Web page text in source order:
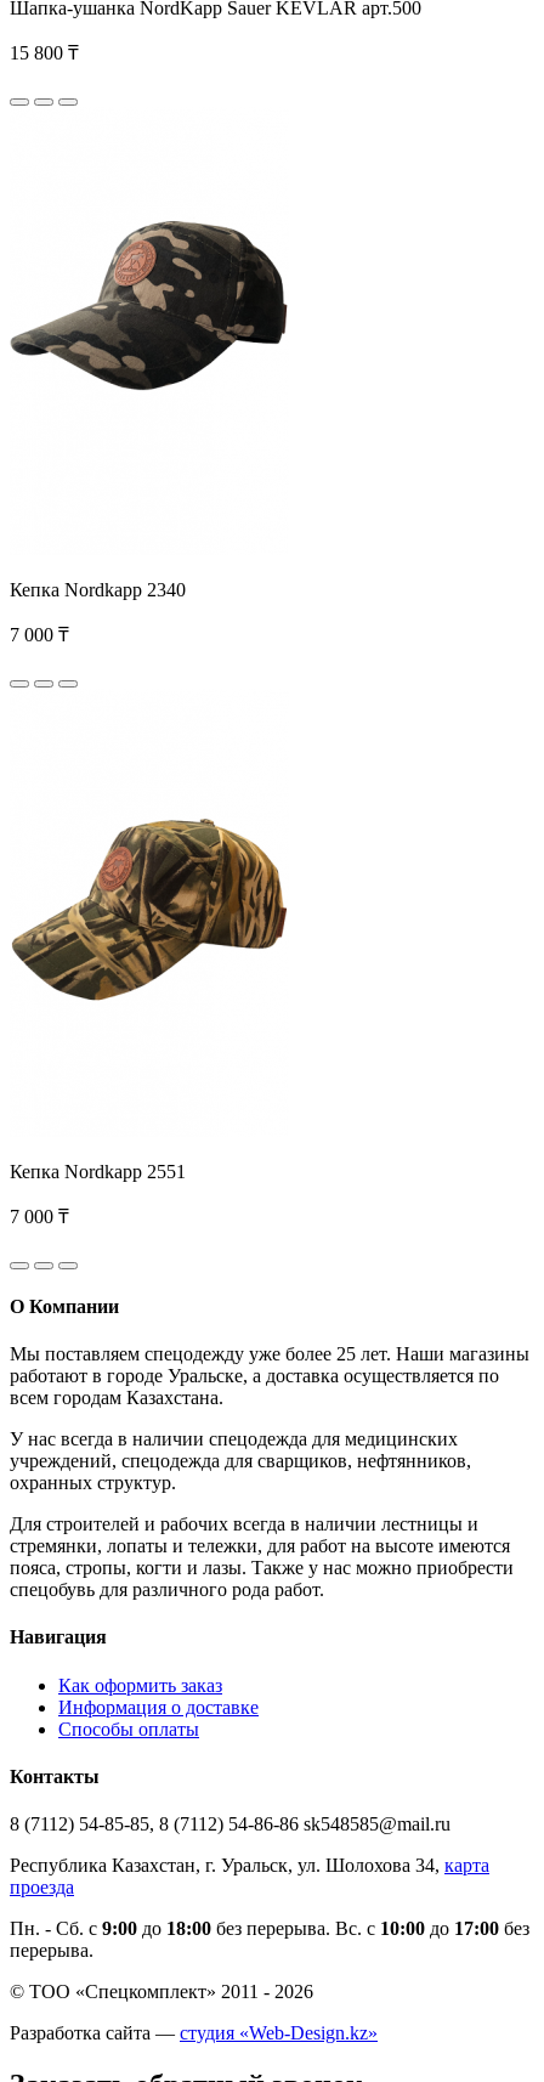
Шапка-ушанка NordKapp Sauer KEVLAR арт.500
15 800 ₸
Кепка Nordkapp 2340
7 000 ₸
Кепка Nordkapp 2551
7 000 ₸
О Компании
Мы поставляем спецодежду уже более 25 лет. Наши магазины
работают в городе Уральске, а доставка осуществляется по
всем городам Казахстана.
У нас всегда в наличии спецодежда для медицинских
учреждений, спецодежда для сварщиков, нефтянников,
охранных структур.
Для строителей и рабочих всегда в наличии лестницы и
стремянки, лопаты и тележки, для работ на высоте имеются
пояса, стропы, когти и лазы. Также у нас можно приобрести
спецобувь для различного рода работ.
Навигация
Как оформить заказ
Информация о доставке
Способы оплаты
Контакты
8 (7112) 54-85-85, 8 (7112) 54-86-86 sk548585@mail.ru
Республика Казахстан, г. Уральск, ул. Шолохова 34, карта
проезда
Пн. - Cб. с 9:00 до 18:00 без перерыва. Вс. с 10:00 до 17:00 без
перерыва.
© ТОО «Спецкомплект» 2011 - 2026
Разработка сайта — студия «Web-Design.kz»